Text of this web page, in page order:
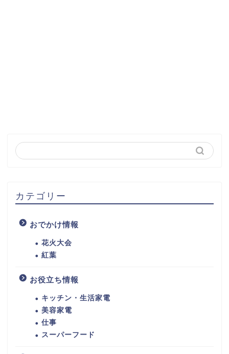
カテゴリー
おでかけ情報
花火大会
紅葉
お役立ち情報
キッチン・生活家電
美容家電
仕事
スーパーフード